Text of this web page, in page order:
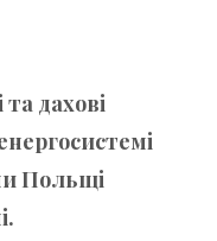
дахові
Польщі